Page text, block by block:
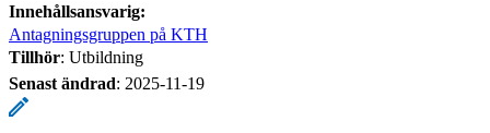
Innehållsansvarig:
Antagningsgruppen på KTH
Tillhör: Utbildning
Senast ändrad: 2025-11-19